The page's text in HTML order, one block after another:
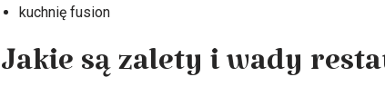
kuchnię fusion
Jakie są zalety i wady